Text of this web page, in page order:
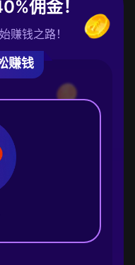
佣金！
赚钱之路！
赚钱